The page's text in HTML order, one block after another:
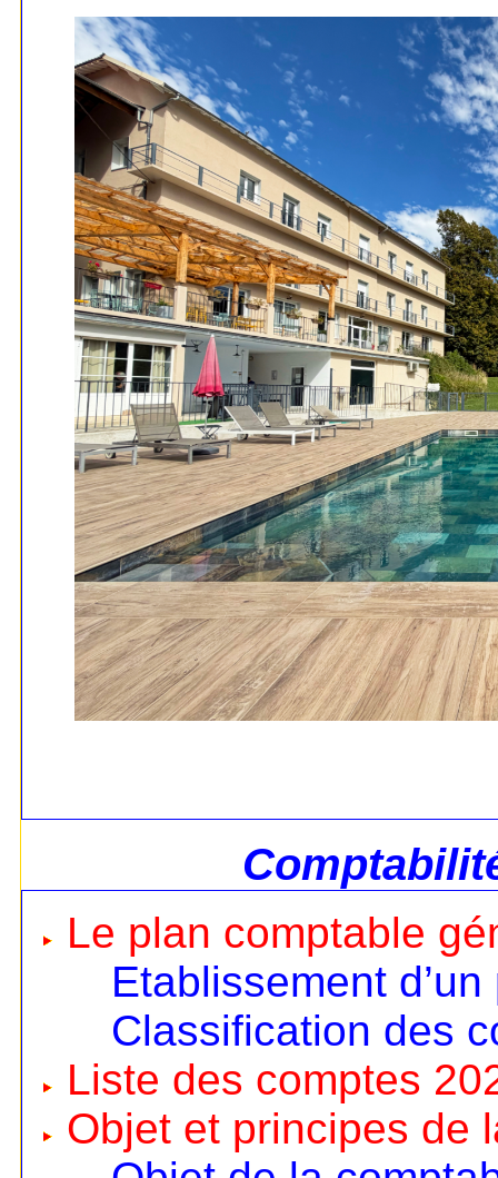
Le plan comptable
Etablissement
Classification des
Liste des comptes
Objet et principes de